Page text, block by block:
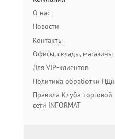
О нас
Новости
Контакты
Офисы, склады, магазины
Для VIP-клиентов
Политика обработки ПДн
Правила Клуба торговой
сети INFORMAT